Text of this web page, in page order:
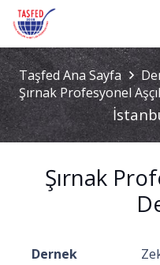
Taşfed Ana Sayfa
Şırnak Profesyonel
Şırnak
Dernek